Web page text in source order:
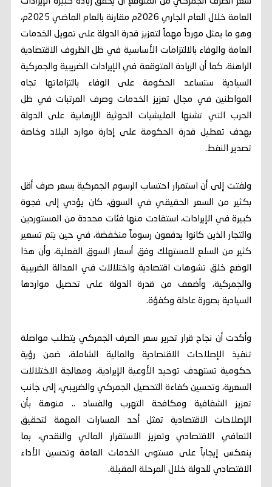
العامة خلال العام الجاري 2026م مقارنة بالعام الماضي 2025م،
وهو ما يمثل مورداً مهماً لتعزيز قدرة الدولة على تمويل الخدمات
العامة والوفاء بالالتزامات الأساسية في ظل الظروف الاقتصادية
الراهنة، كما أن الزيادة المتوقعة في الإيرادات الضريبية والجمركية
السيادية ستساعد الحكومة على الوفاء بالتزاماتها تجاه
المواطنين في مجال تعزيز الخدمات وصرف المرتبات في ظل
الحرب التي تشنها المليشيات الحوثية الإرهابية على الدولة
بهدف تعطيل قدرة الحكومة على إدارة موارد البلاد وخاصة
تصدير النفط.
ولفتت إلى أن استمرار احتساب الرسوم الجمركية بسعر صرف أقل
بكثير من السعر الحقيقي في السوق، كان يؤدي إلى فجوة
كبيرة في الإيرادات، استفادت منها فئات محددة من المستوردين
والتجار الذين كانوا يدفعون رسوماً منخفضة، في حين يتم تسعير
كثير من السلع للمستهلك وفق أسعار السوق الفعلية، وأن هذا
الوضع خلق تشوهات اقتصادية واختلالات في العدالة الضريبية
والجمركية، وأضعف من قدرة الدولة على تحصيل مواردها
السيادية بصورة عادلة وكفؤة.
وأكدت أن نجاح قرار تحرير سعر الصرف الجمركي يتطلب مواصلة
تنفيذ الإصلاحات الاقتصادية والمالية الشاملة، ضمن رؤية
حكومية تستهدف توحيد الأوعية الإيرادية، ومعالجة الاختلالات
السعرية، وتحسين كفاءة التحصيل الجمركي والضريبي، إلى جانب
تعزيز الشفافية ومكافحة التهرب والفساد .. منوهة بأن
الإصلاحات الاقتصادية تمثل أحد المسارات المهمة لتحقيق
التعافي الاقتصادي وتعزيز الاستقرار المالي والنقدي، بما
ينعكس إيجاباً على مستوى الخدمات العامة وتحسين الأداء
الاقتصادي للدولة خلال المرحلة المقبلة.